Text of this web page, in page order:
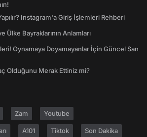
Instagram'a Giriş İşlemleri Rehberi
Ülke Bayraklarının Anlamları
Oynamaya Doyamayanlar İçin Güncel San
Olduğunu Merak Ettiniz mi?
Zam Youtube
A101 Tiktok Son Dakika